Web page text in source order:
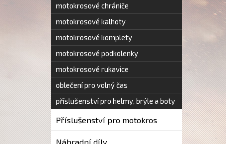
motokrosové chrániče
motokrosové kalhoty
motokrosové komplety
motokrosové podkolenky
motokrosové rukavice
oblečení pro volný čas
příslušenství pro helmy, brýle a boty
Příslušenství pro motokros
Náhradní díly